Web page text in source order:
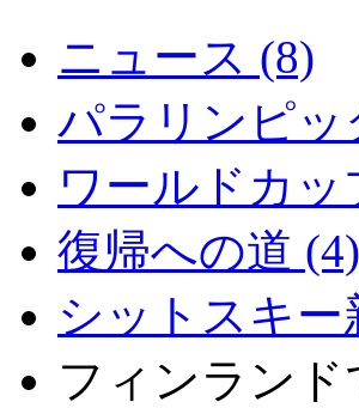
ニュース (8)
パラリンピッ
ワールドカッ
復帰への道 (4)
シットスキー
フィンランド